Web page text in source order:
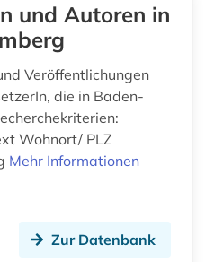
und Autoren in
Veröffentlichungen
die in Baden-
Wohnort/ PLZ
Mehr Informationen
Zur Datenbank